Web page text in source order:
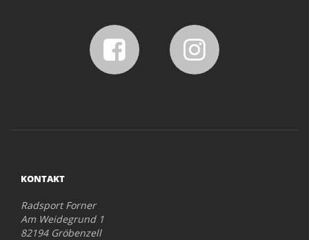
KONTAKT
Radsport Forner
Am Weidegrund 1
82194 Gröbenzell